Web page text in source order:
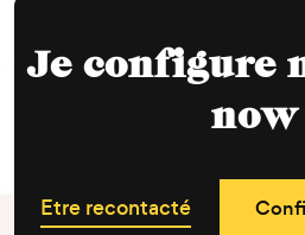
Je configure
now
Etre recontacté